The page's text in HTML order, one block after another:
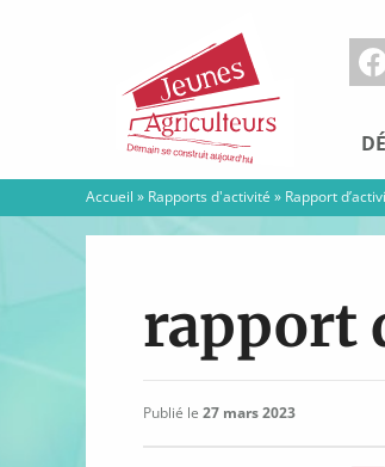
Agriculteurs
Accueil » Rapports d'activité » Rapport
rapport
Publié le 27 mars 2023